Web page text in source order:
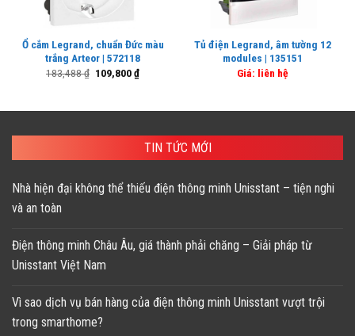
Ổ cắm Legrand, chuẩn Đức màu
trắng Arteor | 572118
183,488₫ Giá
109,800₫Giá
109,800 ₫.
Tủ điện Legrand, âm tường 12
modules | 135151
Giá: liên hệ
TIN TỨC MỚI
Nhà hiện đại không thể thiếu điện thông minh Unisstant – tiện nghi
và an toàn
Điện thông minh Châu Âu, giá thành phải chăng – Giải pháp từ
Unisstant Việt Nam
Vì sao dịch vụ bán hàng của điện thông minh Unisstant vượt trội
trong smarthome?